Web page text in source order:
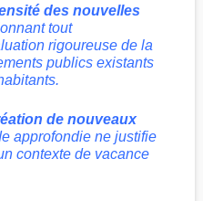
des nouvelles
tout
rigoureuse de la
publics existants
de nouveaux
approfondie ne justifie
contexte de vacance